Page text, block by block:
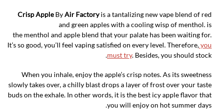
Crisp AppleByAir Factoryis a tantalizing new vape blend of red
and green apples with a cooling wisp of menthol. is
the menthol and apple blend that your palate has been waiting for.
It’s so good, you’ll feel vaping satisfied on every level. Therefore,you
must try. Besides, you should stock.
When you inhale, enjoy the apple’s crisp notes. As its sweetness
slowly takes over, a chilly blast drops a layer of frost over your taste
buds on the exhale. In other words, it is the best icy apple flavor that
you will enjoy on hot summer days.